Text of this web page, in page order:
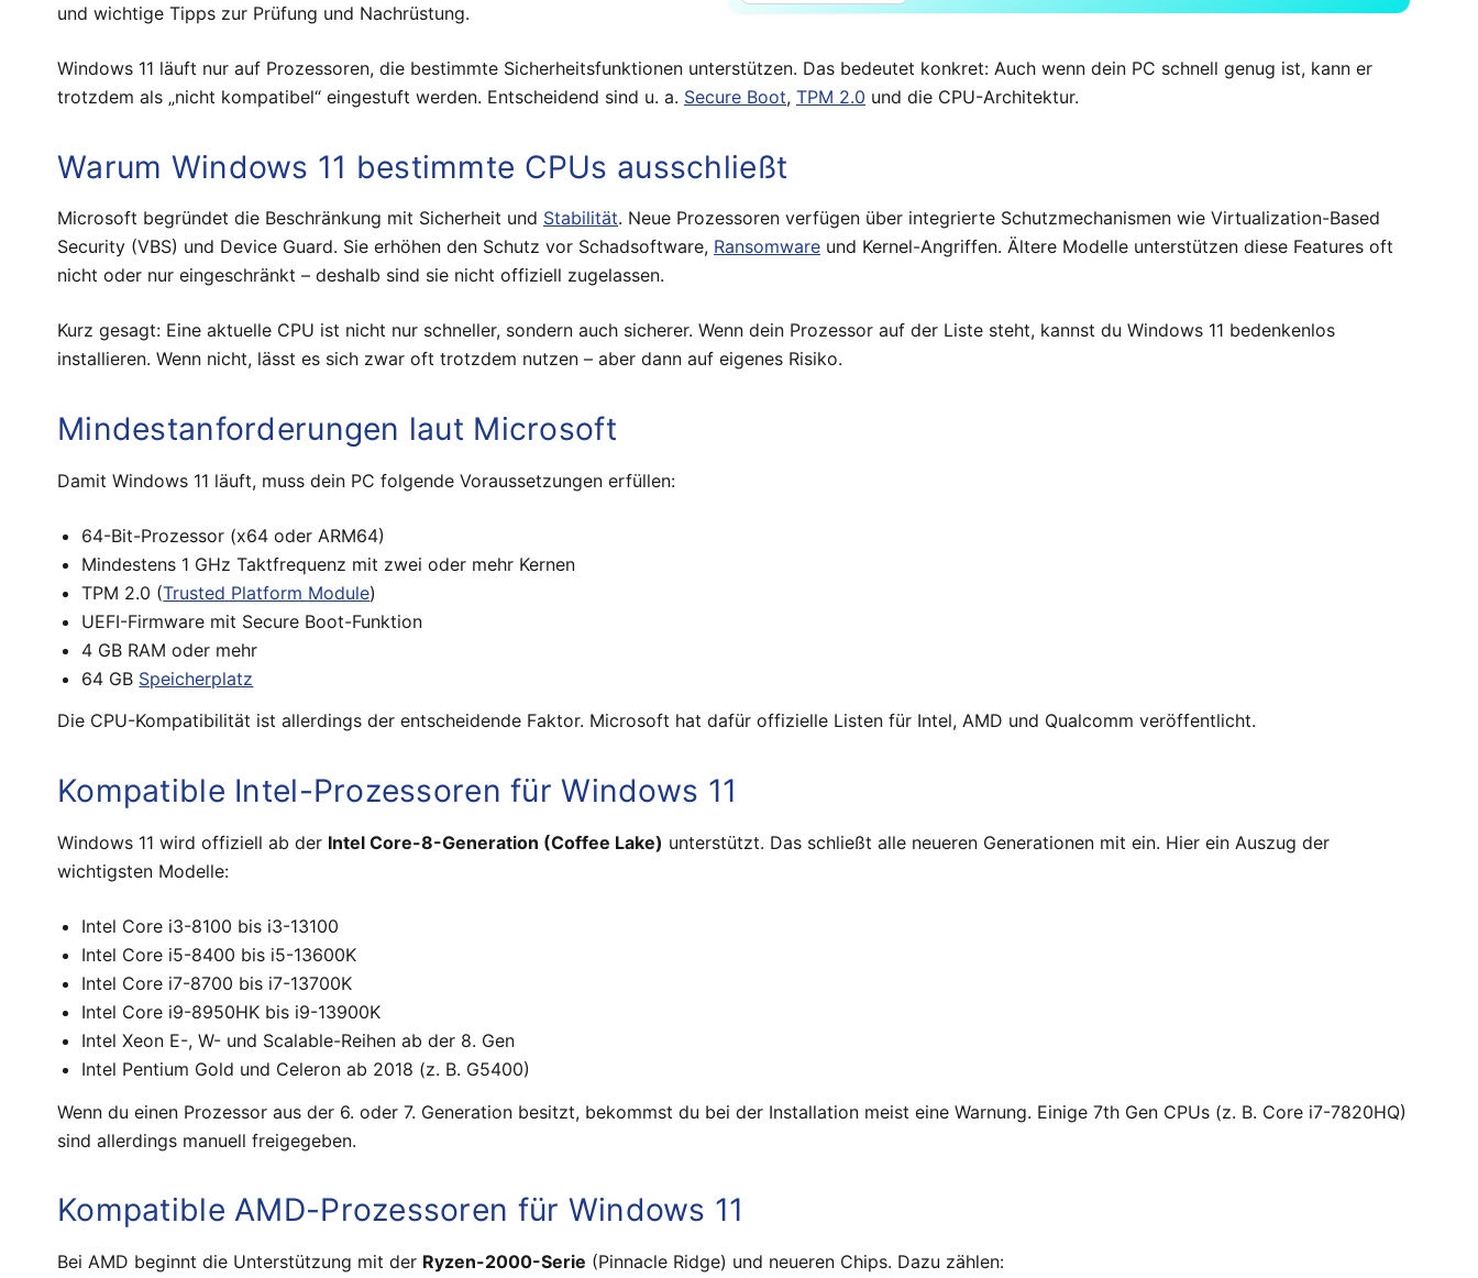
und wichtige Tipps zur Prüfung und Nachrüstung.
Windows 11 läuft nur auf Prozessoren, die bestimmte Sicherheitsfunktionen unterstützen. Das bedeutet konkret: Auch wenn dein PC schnell genug ist, kann er
trotzdem als „nicht kompatibel“ eingestuft werden. Entscheidend sind u. a. Secure Boot, TPM 2.0 und die CPU-Architektur.
Warum Windows 11 bestimmte CPUs ausschließt
Microsoft begründet die Beschränkung mit Sicherheit und Stabilität. Neue Prozessoren verfügen über integrierte Schutzmechanismen wie Virtualization-Based
Security (VBS) und Device Guard. Sie erhöhen den Schutz vor Schadsoftware, Ransomware und Kernel-Angriffen. Ältere Modelle unterstützen diese Features oft
nicht oder nur eingeschränkt – deshalb sind sie nicht offiziell zugelassen.
Kurz gesagt: Eine aktuelle CPU ist nicht nur schneller, sondern auch sicherer. Wenn dein Prozessor auf der Liste steht, kannst du Windows 11 bedenkenlos
installieren. Wenn nicht, lässt es sich zwar oft trotzdem nutzen – aber dann auf eigenes Risiko.
Mindestanforderungen laut Microsoft
Damit Windows 11 läuft, muss dein PC folgende Voraussetzungen erfüllen:
64-Bit-Prozessor (x64 oder ARM64)
Mindestens 1 GHz Taktfrequenz mit zwei oder mehr Kernen
TPM 2.0 (Trusted Platform Module)
UEFI-Firmware mit Secure Boot-Funktion
4 GB RAM oder mehr
64 GB Speicherplatz
Die CPU-Kompatibilität ist allerdings der entscheidende Faktor. Microsoft hat dafür offizielle Listen für Intel, AMD und Qualcomm veröffentlicht.
Kompatible Intel-Prozessoren für Windows 11
Windows 11 wird offiziell ab der Intel Core-8-Generation (Coffee Lake) unterstützt. Das schließt alle neueren Generationen mit ein. Hier ein Auszug der
wichtigsten Modelle:
Intel Core i3-8100 bis i3-13100
Intel Core i5-8400 bis i5-13600K
Intel Core i7-8700 bis i7-13700K
Intel Core i9-8950HK bis i9-13900K
Intel Xeon E-, W- und Scalable-Reihen ab der 8. Gen
Intel Pentium Gold und Celeron ab 2018 (z. B. G5400)
Wenn du einen Prozessor aus der 6. oder 7. Generation besitzt, bekommst du bei der Installation meist eine Warnung. Einige 7th Gen CPUs (z. B. Core i7-7820HQ)
sind allerdings manuell freigegeben.
Kompatible AMD-Prozessoren für Windows 11
Bei AMD beginnt die Unterstützung mit der Ryzen-2000-Serie (Pinnacle Ridge) und neueren Chips. Dazu zählen: